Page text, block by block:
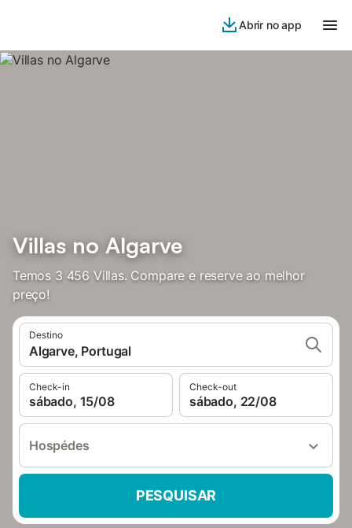
Abrir no app
Villas no Algarve
Temos 3 456 Villas. Compare e reserve ao melhor
preço!
Destino
Algarve, Portugal
Check-in
sábado, 15/08
Check-out
sábado, 22/08
Hospédes
PESQUISAR